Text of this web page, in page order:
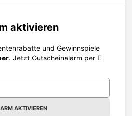
aktivieren
und Gewinnspiele
. Jetzt Gutscheinalarm per E-
AKTIVIEREN